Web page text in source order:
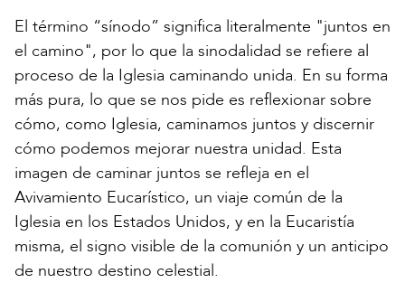
El término “sínodo” significa literalmente "juntos en
el camino", por lo que la sinodalidad se refiere al
proceso de la Iglesia caminando unida. En su forma
más pura, lo que se nos pide es reflexionar sobre
cómo, como Iglesia, caminamos juntos y discernir
cómo podemos mejorar nuestra unidad. Esta
imagen de caminar juntos se refleja en el
Avivamiento Eucarístico, un viaje común de la
Iglesia en los Estados Unidos, y en la Eucaristía
misma, el signo visible de la comunión y un anticipo
de nuestro destino celestial.